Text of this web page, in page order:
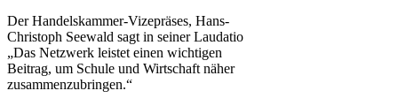
Der Handelskammer-Vizepräses, Hans-
Christoph Seewald sagt in seiner Laudatio
„Das Netzwerk leistet einen wichtigen
Beitrag, um Schule und Wirtschaft näher
zusammenzubringen.“